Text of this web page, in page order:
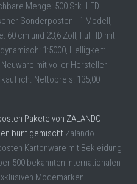
Menge: 500 Stk. LED
Sonderposten - 1 Modell,
60 cm und 23,6 Zoll, FullHD mit
1:5000, Helligkeit:
Neuware mit voller Hersteller
Nettopreis: 135,00
Pakete von ZALANDO
bunt gemischt Zalando
Kartonware mit Bekleidung
500 bekannten internationalen
Modemarken.